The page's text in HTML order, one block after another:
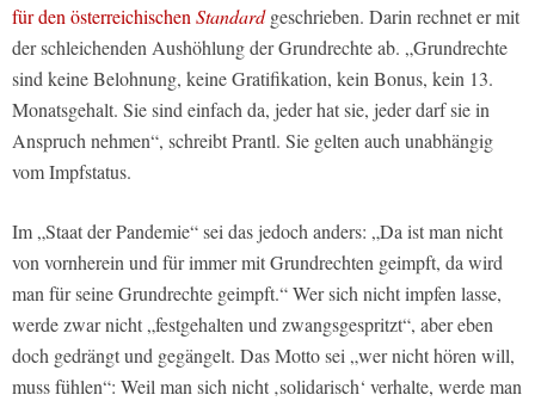
für den österreichischenStandardgeschrieben. Darin rechnet er mit
der schleichenden Aushöhlung der Grundrechte ab. „Grundrechte
sind keine Belohnung, keine Gratifikation, kein Bonus, kein 13.
Monatsgehalt. Sie sind einfach da, jeder hat sie, jeder darf sie in
Anspruch nehmen“, schreibt Prantl. Sie gelten auch unabhängig
vom Impfstatus.
Im „Staat der Pandemie“ sei das jedoch anders: „Da ist man nicht
von vornherein und für immer mit Grundrechten geimpft, da wird
man für seine Grundrechte geimpft.“ Wer sich nicht impfen lasse,
werde zwar nicht „festgehalten und zwangsgespritzt“, aber eben
doch gedrängt und gegängelt. Das Motto sei „wer nicht hören will,
muss fühlen“: Weil man sich nicht ‚solidarisch‘ verhalte, werde man